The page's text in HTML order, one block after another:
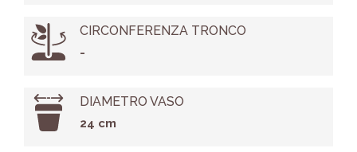
CIRCONFERENZA TRONCO
-
DIAMETRO VASO
24 cm